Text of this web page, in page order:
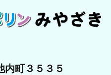
内町３５３５